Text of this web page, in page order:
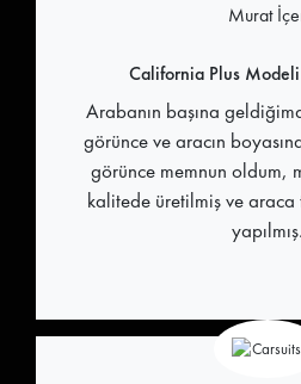
Murat
California Plus
Arabanın başına
görünce ve aracın
görünce memnun oldum,
kalitede üretilmiş ve
yapılmış.